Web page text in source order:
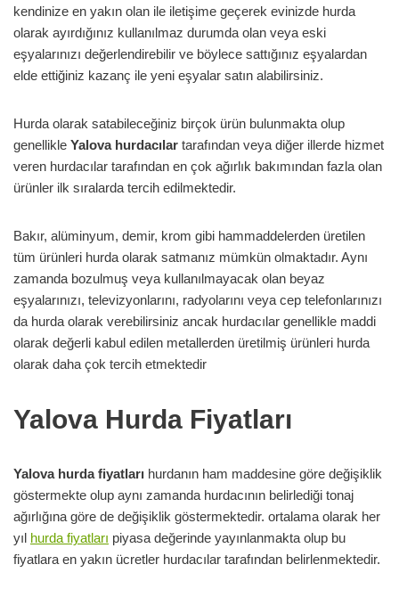
kendinize en yakın olan ile iletişime geçerek evinizde hurda
olarak ayırdığınız kullanılmaz durumda olan veya eski
eşyalarınızı değerlendirebilir ve böylece sattığınız eşyalardan
elde ettiğiniz kazanç ile yeni eşyalar satın alabilirsiniz.
Hurda olarak satabileceğiniz birçok ürün bulunmakta olup
genellikle Yalova hurdacılar tarafından veya diğer illerde hizmet
veren hurdacılar tarafından en çok ağırlık bakımından fazla olan
ürünler ilk sıralarda tercih edilmektedir.
Bakır, alüminyum, demir, krom gibi hammaddelerden üretilen
tüm ürünleri hurda olarak satmanız mümkün olmaktadır. Aynı
zamanda bozulmuş veya kullanılmayacak olan beyaz
eşyalarınızı, televizyonlarını, radyolarını veya cep telefonlarınızı
da hurda olarak verebilirsiniz ancak hurdacılar genellikle maddi
olarak değerli kabul edilen metallerden üretilmiş ürünleri hurda
olarak daha çok tercih etmektedir
Yalova Hurda Fiyatları
Yalova hurda fiyatları hurdanın ham maddesine göre değişiklik
göstermekte olup aynı zamanda hurdacının belirlediği tonaj
ağırlığına göre de değişiklik göstermektedir. ortalama olarak her
yıl hurda fiyatları piyasa değerinde yayınlanmakta olup bu
fiyatlara en yakın ücretler hurdacılar tarafından belirlenmektedir.